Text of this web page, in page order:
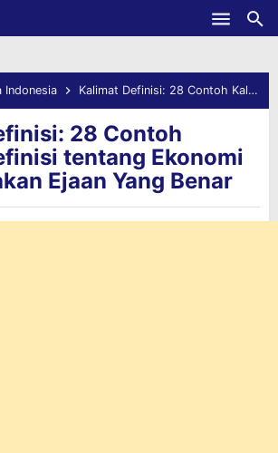
Indonesia Kalimat Definisi: 28 Contoh Kalimat Definisi tentang Ekonomi Menggunakan Ejaan Yang Benar
28 Contoh
tentang Ekonomi
Ejaan Yang Benar